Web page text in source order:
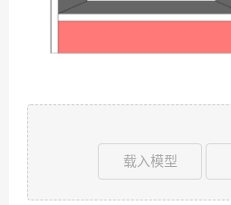
载入模型